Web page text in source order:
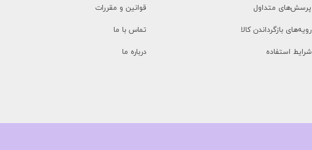
پرسش‌های متداول
رویه‌های بازگرداندن کالا
شرایط استفاده
قوانین و مقررات
تماس با ما
درباره ما